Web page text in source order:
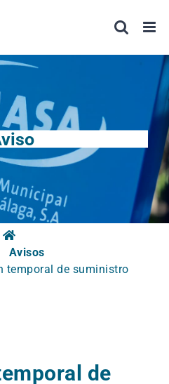
Avisos
temporal de suministro
de